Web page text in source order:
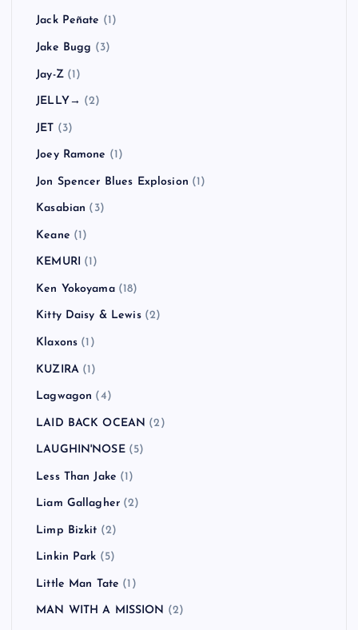
Jack Peñate (1)
Jake Bugg (3)
Jay-Z(1)
JELLY→ (2)
JET (3)
Joey Ramone (1)
Jon Spencer Blues Explosion (1)
Kasabian (3)
Keane (1)
KEMURI (1)
Ken Yokoyama(18)
Kitty Daisy & Lewis(2)
Klaxons (1)
KUZIRA(1)
Lagwagon (4)
LAID BACK OCEAN (2)
LAUGHIN'NOSE(5)
Less Than Jake (1)
Liam Gallagher (2)
Limp Bizkit (2)
Linkin Park (5)
Little Man Tate (1)
MAN WITH A MISSION (2)